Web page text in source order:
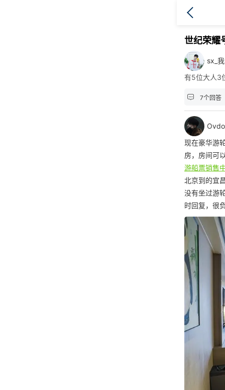
世纪荣耀
sx_
有5位大人3
 7个回答
现在豪华游
房，房间可
游船票销售
北京到的宜
没有坐过游
时回复，很